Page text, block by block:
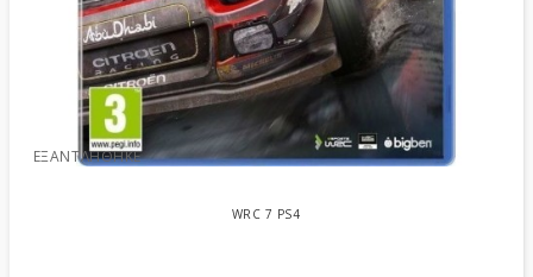
ΕΞΑΝΤΛΉΘΗΚΕ
WRC 7 PS4